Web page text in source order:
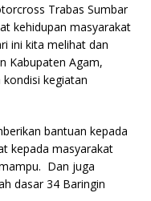
Trabas Sumbar
kehidupan masyarakat
ini kita melihat dan
Kabupaten Agam,
kegiatan
bantuan kepada
kepada masyarakat
Dan juga
dasar 34 Baringin